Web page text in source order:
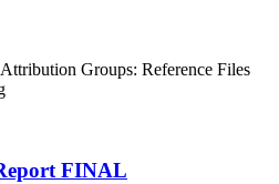
Groups: Reference Files
FINAL